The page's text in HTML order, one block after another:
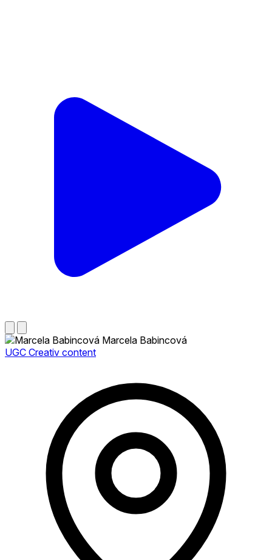
Marcela Babincová
UGC Creativ content